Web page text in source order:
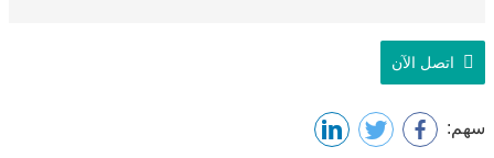
اتصل الآن
سهم: